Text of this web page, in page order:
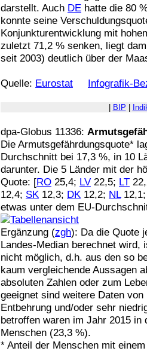
darstellt. Auch DE hatte die 80
konnte seine
Konjunkturentwicklung mit
zuletzt 71,2 % senken, liegt
seit 2003) deutlich über der
Quelle: Eurostat Infografik-
BIP
dpa-Globus 11336:
Die Armutsgefährdungsquote*
Durchschnitt bei 17,3 %, in 10
darunter. Die 5 Länder mit der
Quote: [RO 25,4; LV 22,5; LT
12,4; SK 12,3; DK 12,2; NL
etwas unter dem EU-
Ergänzung (zgh): Da die Quote
Landes-Median berechnet wird,
nicht möglich, d.h. aus den so
kaum vergleichende Aussagen
absoluten Zahlen oder zum
geeignet sind weitere Daten
Entbehrung und/oder sehr
betroffen waren im Jahr 2015 in
Menschen (23,3 %).
* Anteil der Menschen mit